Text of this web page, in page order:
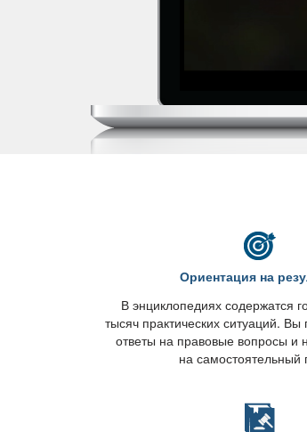
Ориентация на
энциклопедиях содержатся
тысяч практических ситуаций. Вы
ответы на правовые вопросы и
на самостоятельный